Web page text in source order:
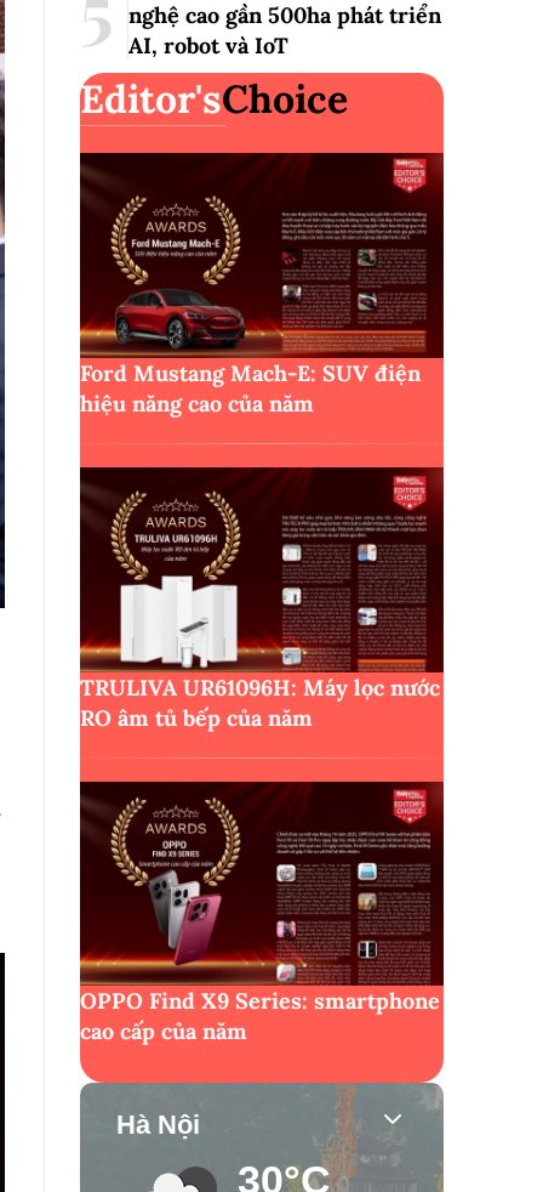
nghệ cao gần 500ha phát triển
AI, robot và IoT
Editor'sChoice
Ford Mustang Mach-E: SUV điện
hiệu năng cao của năm
TRULIVA UR61096H: Máy lọc nước
RO âm tủ bếp của năm
OPPO Find X9 Series: smartphone
cao cấp của năm
Hà Nội
30°C